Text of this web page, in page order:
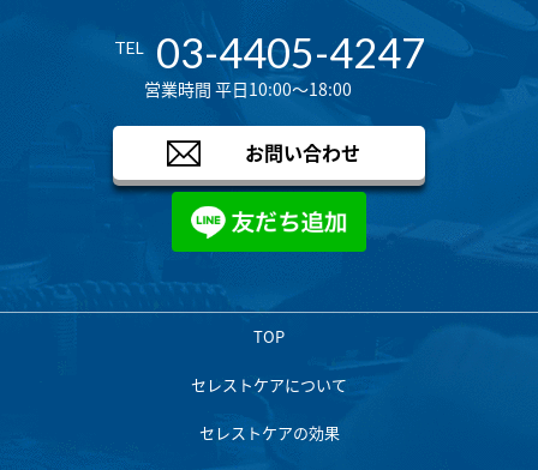
TEL 03-4405-4247
営業時間 平日10:00～18:00
お問い合わせ
TOP
セレストケアについて
セレストケアの効果